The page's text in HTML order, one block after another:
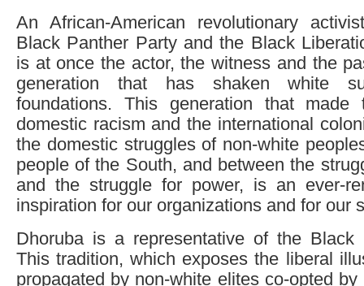
An African-American revolutionary
Black Panther Party and the Black
is at once the actor, the witness and the
generation that has shaken white
foundations. This generation that made
domestic racism and the international
the domestic struggles of non-white
people of the South, and between the
and the struggle for power, is an ever-
inspiration for our organizations and for our
Dhoruba is a representative of the Black
This tradition, which exposes the liberal
propagated by non-white elites co-opted